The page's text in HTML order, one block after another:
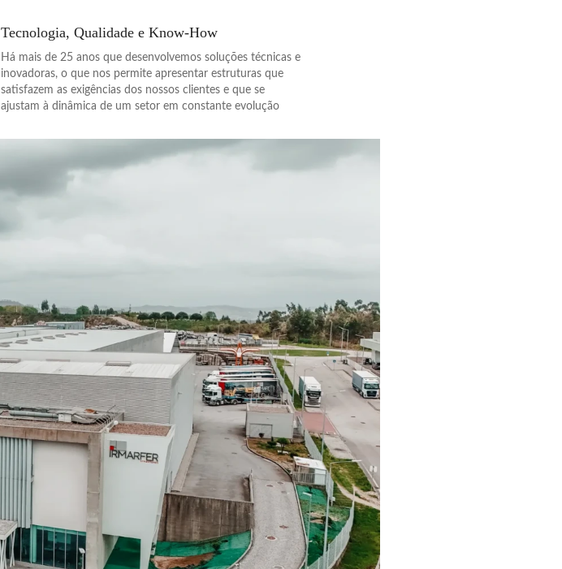
Tecnologia, Qualidade e Know-How
Há mais de 25 anos que desenvolvemos soluções técnicas e
inovadoras, o que nos permite apresentar estruturas que
satisfazem as exigências dos nossos clientes e que se
ajustam à dinâmica de um setor em constante evolução